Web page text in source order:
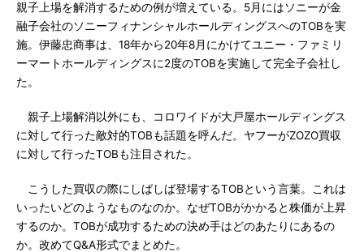
親子上場を解消するための例が増えている。5月にはソニーが金
融子会社のソニーフィナンシャルホールディングスへのTOBを実
施。伊藤忠商事は、18年から20年8月にかけてユニー・ファミリ
ーマートホールディングスに2度のTOBを実施して完全子会社し
た。
親子上場解消以外にも、コロワイドが大戸屋ホールディングス
に対して行った敵対的TOBも話題を呼んだ。ヤフーがZOZO買収
に対して行ったTOBも注目された。
こうした買収の際にしばしば登場するTOBという言葉。これは
いったいどのようなものなのか。なぜTOBがかかると株価が上昇
するのか。TOBが成功するための決め手はどのあたりにあるの
か。改めてQ&A形式でまとめた。